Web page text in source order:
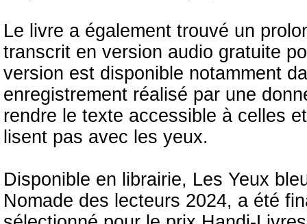
Le livre a également trouvé un
transcrit en version audio gratuite
version est disponible notamment
enregistrement réalisé par une
rendre le texte accessible à celles
lisent pas avec les yeux.
Disponible en librairie, Les Yeux
Nomade des lecteurs 2024, a été